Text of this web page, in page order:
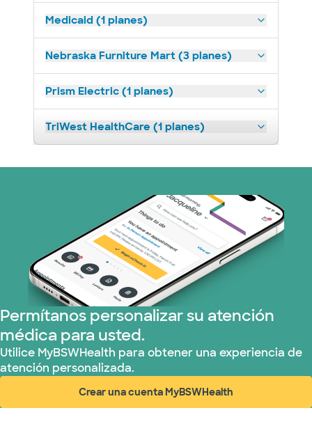
Medicaid (1 planes)
Nebraska Furniture Mart (3 planes)
Prism Electric (1 planes)
TriWest HealthCare (1 planes)
Permítanos personalizar su atención
médica para usted.
Utilice MyBSWHealth para obtener una experiencia de
atención personalizada.
Crear una cuenta MyBSWHealth
(abre en ventana nueva)